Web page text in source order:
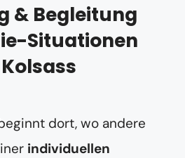
& Begleitung
Situationen
dort, wo andere
individuellen